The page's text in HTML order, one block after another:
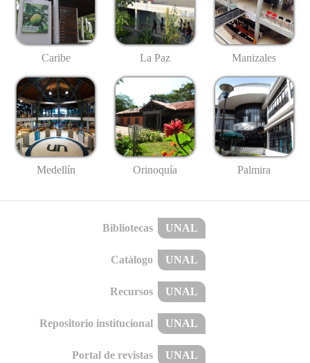
Caribe La Paz Manizales
Medellín Orinoquía Palmira
Bibliotecas UNAL
Catálogo UNAL
Recursos UNAL
Repositorio institucional UNAL
Portal de revistas UNAL